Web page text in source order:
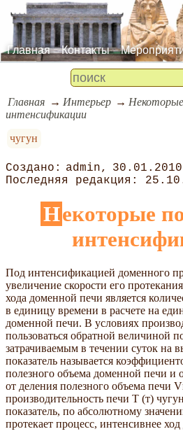
Главная Контакты
Главная Интерьер
интенсификации
чугун
admin
30.01.2010
Некоторые понятия об
Под интенсификацией доменного
увеличение скорости его
хода доменной печи является
в единицу времени в расчете на
доменной печи. В условиях
пользоваться обратной величиной
затрачиваемым в течении суток на
показатель называется
полезного объема доменной печи и
от деления полезного объема печи
производительность печи Т (т)
показатель, по абсолютному
протекает процесс, интенсивнее